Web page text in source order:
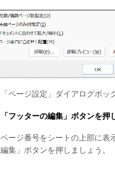
「ページ設定」ダイアログボッ
「フッターの編集」ボタンを押
ページ番号をシートの上部に表
編集」ボタンを押しましょう。